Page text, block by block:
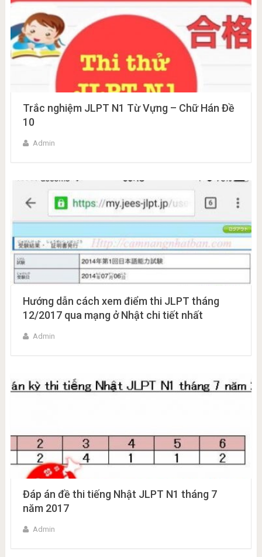
Trắc nghiệm JLPT N1 Từ Vựng – Chữ Hán Đề
10
Admin
Hướng dẫn cách xem điểm thi JLPT tháng
12/2017 qua mạng ở Nhật chi tiết nhất
Admin
Đáp án đề thi tiếng Nhật JLPT N1 tháng 7
năm 2017
Admin